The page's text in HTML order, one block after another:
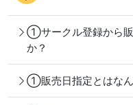
①サークル登録から販
か？
①販売日指定とはなん